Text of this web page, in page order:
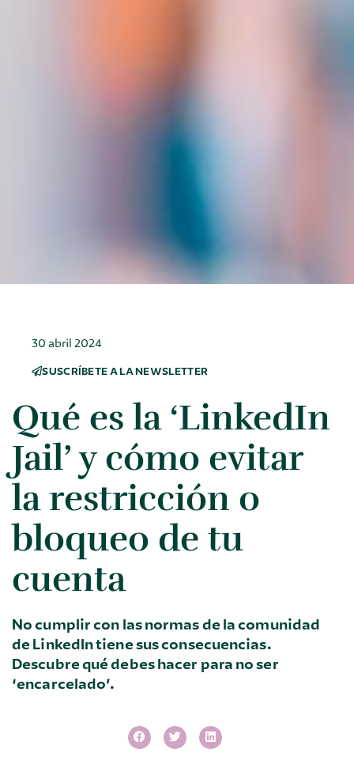
30 abril 2024
SUSCRÍBETE A LA NEWSLETTER
Qué es la ‘LinkedIn
Jail’ y cómo evitar
la restricción o
bloqueo de tu
cuenta
No cumplir con las normas de la comunidad
de LinkedIn tiene sus consecuencias.
Descubre qué debes hacer para no ser
‘encarcelado’.